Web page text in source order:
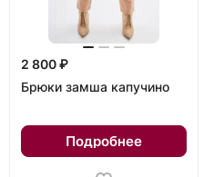
2 800 ₽
Брюки замша капучино
Подробнее